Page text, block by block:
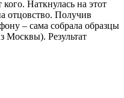
кого. Наткнулась на этот
отцовство. Получив
– сама собрала образцы
Москвы). Результат